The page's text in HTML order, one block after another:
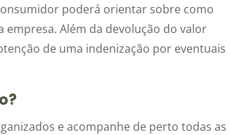
poderá orientar sobre como
Além da devolução do valor
de uma indenização por eventuais
e acompanhe de perto todas as